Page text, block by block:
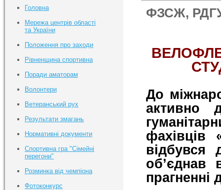
ФЗСЖ,
До
активно
фахівців
відбувся
об’єднав
прагненні
Головна
Мережа центрів області
та України
Положення про заходи
Рівненщина спортивна
Поради аматорам
Волонтери
Ветеранський рух
Результати змагань
Нормативні документи
Спортивна гра "Сімейні
перегони"
Розминка від чемпіона
Фотоконкурс